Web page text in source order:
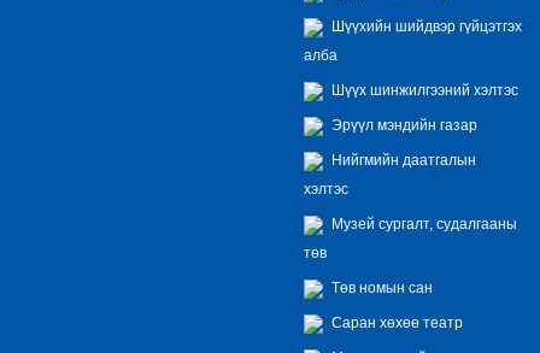
Шүүхийн шийдвэр гүйцэтгэх
алба
Шүүх шинжилгээний хэлтэс
Эрүүл мэндийн газар
Нийгмийн даатгалын
хэлтэс
Музей сургалт, судалгааны
төв
Төв номын сан
Саран хөхөө театр